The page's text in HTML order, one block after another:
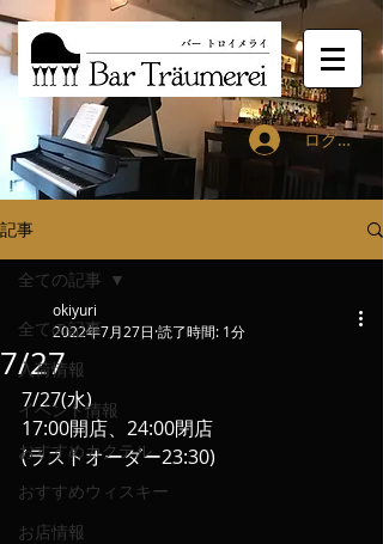
ログイン
記事
全ての記事
入荷情報
イベント情報
おすすめカクテル
おすすめウィスキー
お店情報
全ての記事
7/27
okiyuri
2022年7月27日 読了時間: 1分
7/27(水)
17:00開店、24:00閉店
(ラストオーダー23:30)